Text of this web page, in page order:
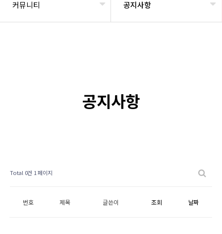
커뮤니티 공지사항
공지사항
Total 0건 1 페이지
번호 제목 글쓴이 조회 날짜